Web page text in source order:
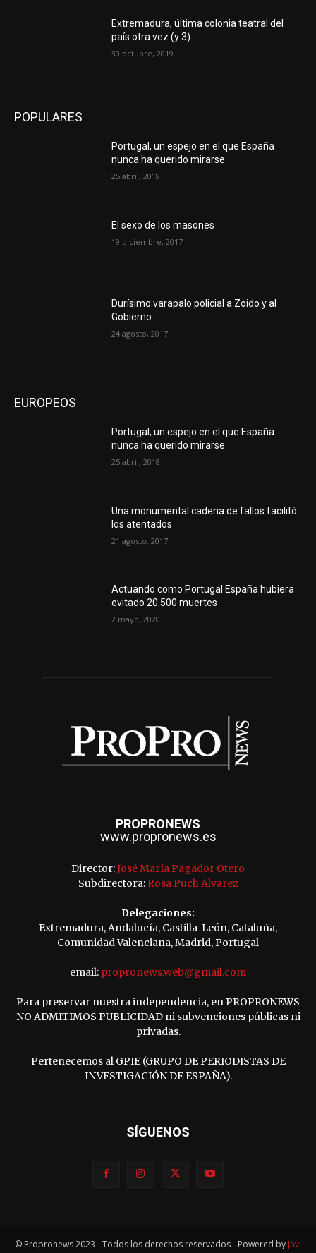
Extremadura, última colonia teatral del
país otra vez (y 3)
30 octubre, 2019
POPULARES
Portugal, un espejo en el que España
nunca ha querido mirarse
25 abril, 2018
El sexo de los masones
19 diciembre, 2017
Durísimo varapalo policial a Zoido y al
Gobierno
24 agosto, 2017
EUROPEOS
Portugal, un espejo en el que España
nunca ha querido mirarse
25 abril, 2018
Una monumental cadena de fallos facilitó
los atentados
21 agosto, 2017
Actuando como Portugal España hubiera
evitado 20.500 muertes
2 mayo, 2020
PROPRONEWS
www.propronews.es
Director:José María Pagador Otero
Subdirectora: Rosa Puch Álvarez
Delegaciones:
Extremadura, Andalucía, Castilla-León, Cataluña,
Comunidad Valenciana, Madrid, Portugal
email: propronews.web@gmail.com
Para preservar nuestra independencia, en PROPRONEWS
NO ADMITIMOS PUBLICIDAD ni subvenciones públicas ni
privadas.
Pertenecemos al GPIE (GRUPO DE PERIODISTAS DE
INVESTIGACIÓN DE ESPAÑA).
SÍGUENOS
© Propronews 2023 - Todos los derechos reservados - Powered by Javi